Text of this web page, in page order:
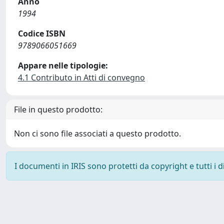
1994
Codice ISBN
9789066051669
Appare nelle tipologie:
4.1 Contributo in Atti di convegno
File in questo prodotto:
Non ci sono file associati a questo prodotto.
I documenti in IRIS sono protetti da copyright e tutti i